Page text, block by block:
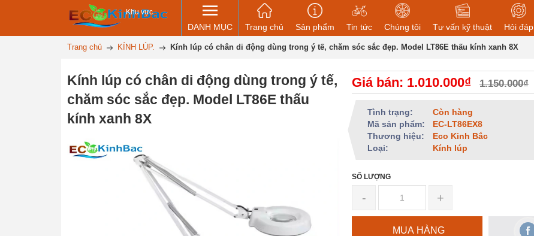
Khu vực
DANH MỤC Trang chủ Sản phẩm Tin tức Chúng tôi Tư vấn kỹ thuật Hỏi đáp
Trang chủ KÍNH LÚP. Kính lúp có chân di động dùng trong ý tế, chăm sóc sắc đẹp. Model LT86E thấu kính xanh 8X
Kính lúp có chân di động dùng trong ý tế,
chăm sóc sắc đẹp. Model LT86E thấu
kính xanh 8X
Giá bán: 1.010.000₫ 1.150.000₫
Tình trạng:
Còn hàng
Mã sản phẩm:
EC-LT86EX8
Thương hiệu:
Eco Kinh Bắc
Loại:
Kính lúp
SỐ LƯỢNG
- +
MUA HÀNG